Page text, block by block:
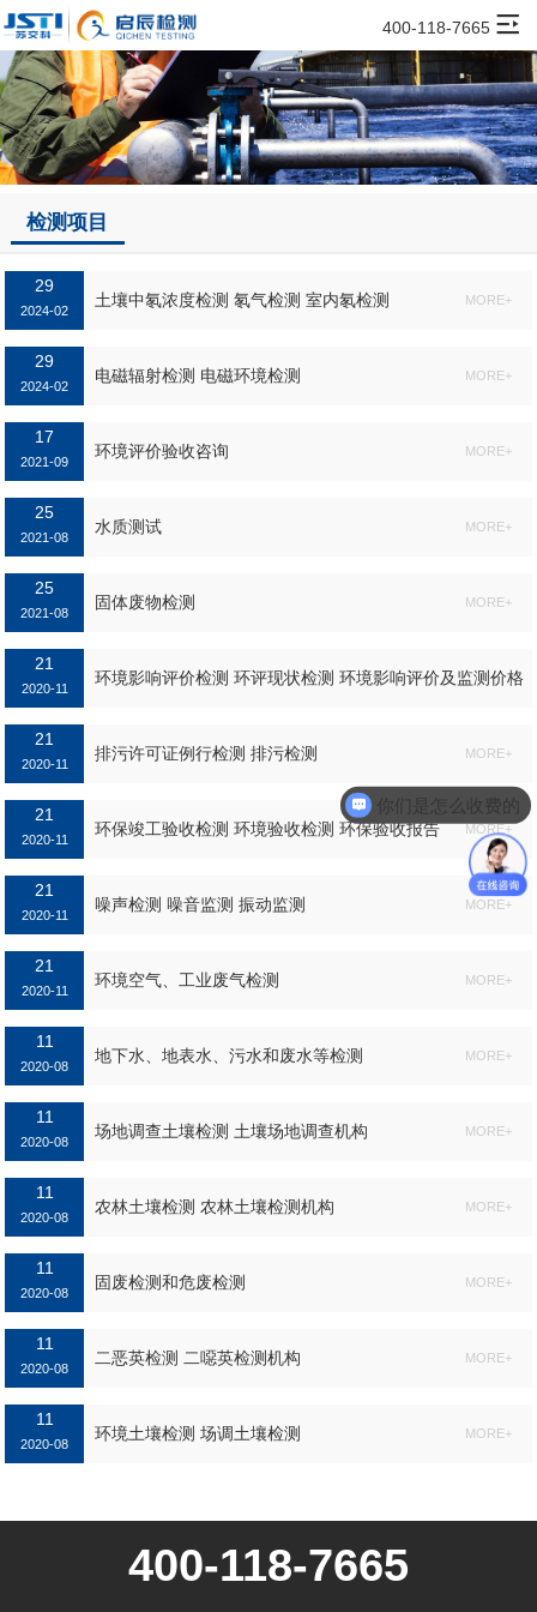
400-118-7665
检测项目
29
2024-02
土壤中氡浓度检测 氡气检测 室内氡检测 MORE+
29
2024-02
电磁辐射检测 电磁环境检测 MORE+
17
2021-09
环境评价验收咨询 MORE+
25
2021-08
水质测试 MORE+
25
2021-08
固体废物检测 MORE+
21
2020-11
环境影响评价检测 环评现状检测 环境影响评价及监测价格
21
2020-11
排污许可证例行检测 排污检测 MORE+
21
2020-11
环保竣工验收检测 环境验收检测 环保验收报告 MORE+
21
2020-11
噪声检测 噪音监测 振动监测 MORE+
21
2020-11
环境空气、工业废气检测 MORE+
11
2020-08
地下水、地表水、污水和废水等检测 MORE+
11
2020-08
场地调查土壤检测 土壤场地调查机构 MORE+
11
2020-08
农林土壤检测 农林土壤检测机构 MORE+
11
2020-08
固废检测和危废检测 MORE+
11
2020-08
二恶英检测 二噁英检测机构 MORE+
11
2020-08
环境土壤检测 场调土壤检测 MORE+
400-118-7665
你们是怎么收费的